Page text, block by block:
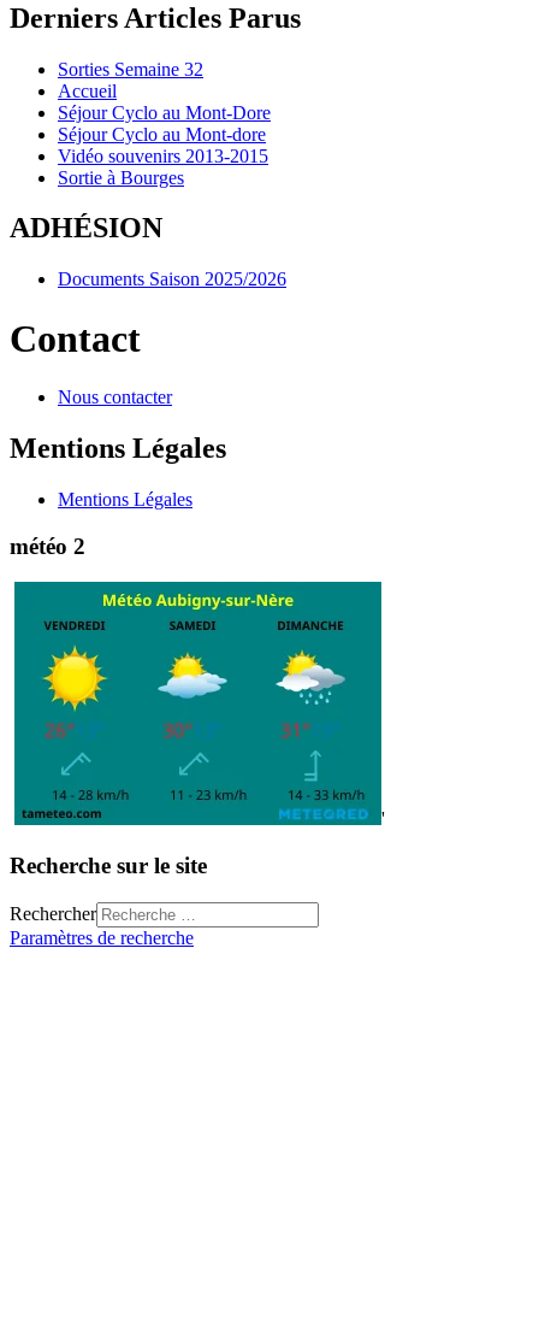
Derniers Articles Parus
Sorties Semaine 32
Accueil
Séjour Cyclo au Mont-Dore
Séjour Cyclo au Mont-dore
Vidéo souvenirs 2013-2015
Sortie à Bourges
ADHÉSION
Documents Saison 2025/2026
Contact
Nous contacter
Mentions Légales
Mentions Légales
météo 2
'
Recherche sur le site
Rechercher
Paramètres de recherche